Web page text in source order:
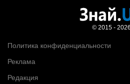
Политика конфиденциальности
Реклама
Редакция
© 2015 - 2026